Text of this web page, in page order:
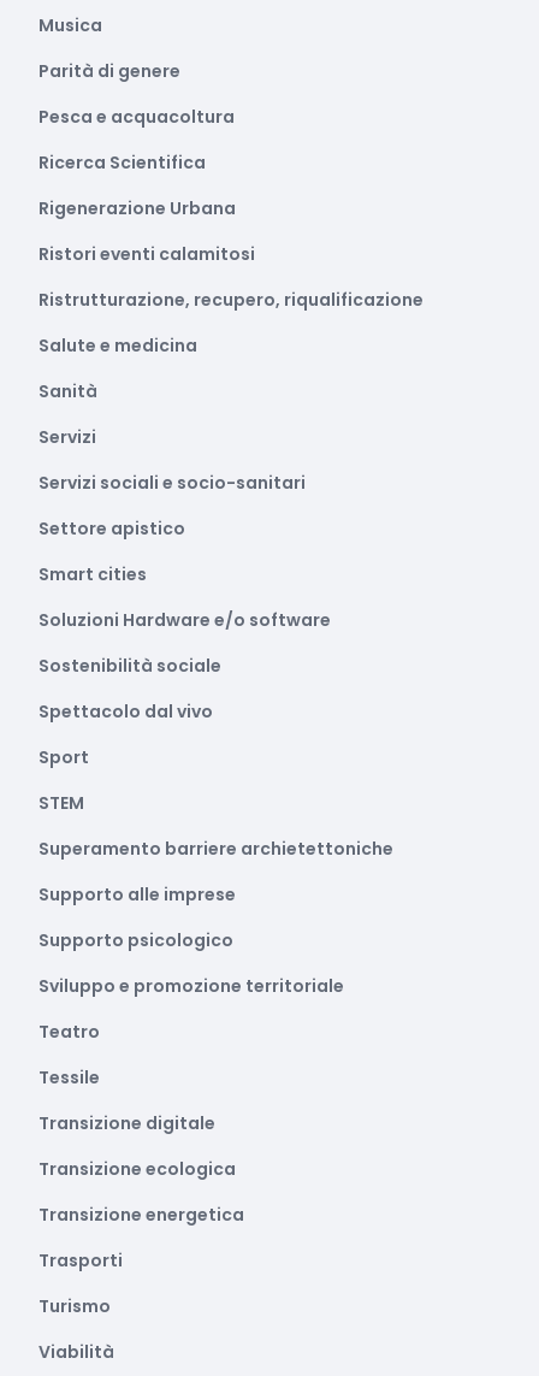
Musica
Parità di genere
Pesca e acquacoltura
Ricerca Scientifica
Rigenerazione Urbana
Ristori eventi calamitosi
Ristrutturazione, recupero, riqualificazione
Salute e medicina
Sanità
Servizi
Servizi sociali e socio-sanitari
Settore apistico
Smart cities
Soluzioni Hardware e/o software
Sostenibilità sociale
Spettacolo dal vivo
Sport
STEM
Superamento barriere archietettoniche
Supporto alle imprese
Supporto psicologico
Sviluppo e promozione territoriale
Teatro
Tessile
Transizione digitale
Transizione ecologica
Transizione energetica
Trasporti
Turismo
Viabilità